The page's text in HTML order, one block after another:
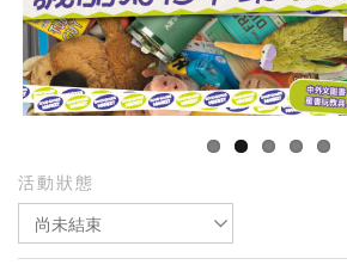
活動狀態
尚未結束